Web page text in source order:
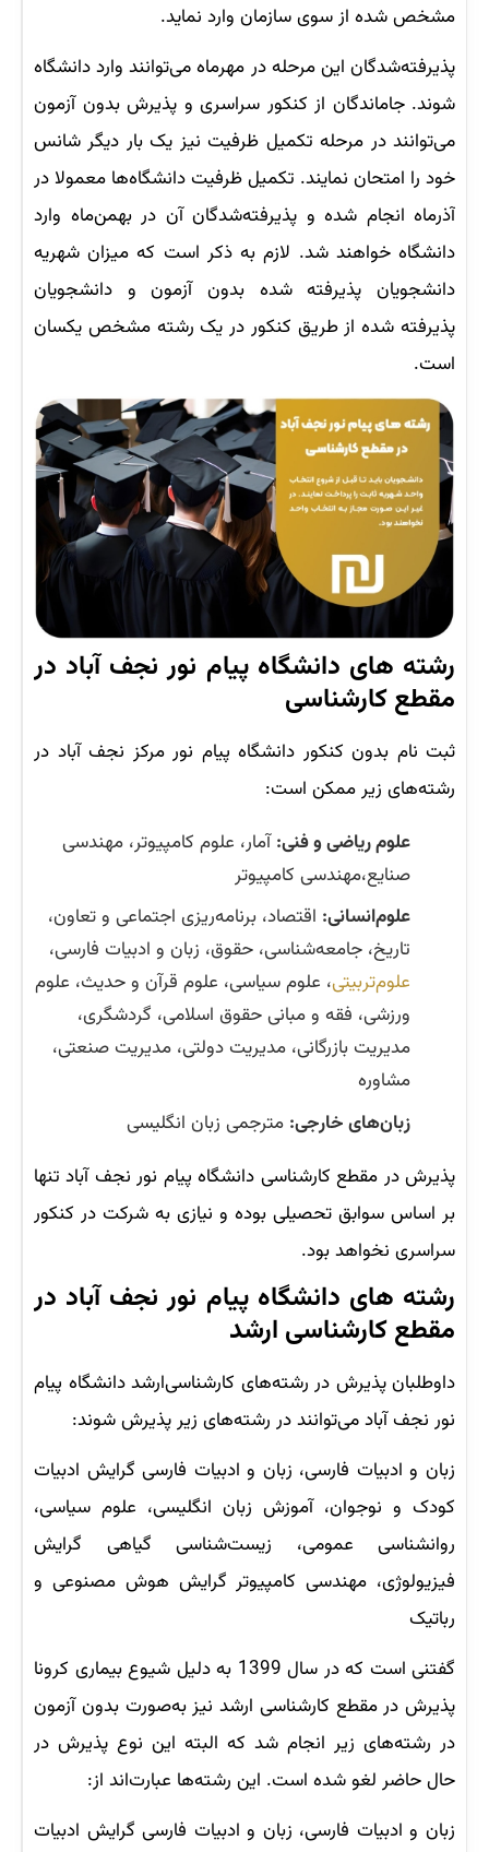
مشخص شده از سوی سازمان وارد نماید.
پذیرفته‌شدگان این مرحله در مهرماه می‌توانند وارد دانشگاه
شوند. جاماندگان از کنکور سراسری و پذیرش بدون آزمون
می‌توانند در مرحله تکمیل ظرفیت نیز یک بار دیگر شانس
خود را امتحان نمایند. تکمیل ظرفیت دانشگاه‌ها معمولا در
آذرماه انجام شده و پذیرفته‌شدگان آن در بهمن‌ماه وارد
دانشگاه خواهند شد. لازم به ذکر است که میزان شهریه
دانشجویان پذیرفته شده بدون آزمون و دانشجویان
پذیرفته شده از طریق کنکور در یک رشته مشخص یکسان
است.
رشته‌ های دانشگاه پیام نور نجف آباد در
مقطع کارشناسی
ثبت نام بدون کنکور دانشگاه پیام نور مرکز نجف آباد در
رشته‌های زیر ممکن است:
علوم ریاضی و فنی:آمار، علوم کامپیوتر، مهندسی
صنایع،مهندسی کامپیوتر
علوم‌انسانی: اقتصاد، برنامه‌ریزی اجتماعی و تعاون،
تاریخ، جامعه‌شناسی، حقوق، زبان و ادبیات فارسی،
علوم‌تربیتی، علوم سیاسی، علوم قرآن و حدیث، علوم
ورزشی، فقه و مبانی حقوق اسلامی، گردشگری،
مدیریت بازرگانی، مدیریت دولتی، مدیریت صنعتی،
مشاوره
زبان‌های خارجی: مترجمی زبان انگلیسی
پذیرش در مقطع کارشناسی دانشگاه پیام نور نجف آباد تنها
بر اساس سوابق تحصیلی بوده و نیازی به شرکت در کنکور
سراسری نخواهد بود.
رشته های دانشگاه پیام نور نجف آباد در
مقطع کارشناسی ارشد
داوطلبان پذیرش در رشته‌های کارشناسی‌ارشد دانشگاه پیام
نور نجف آباد می‌توانند در رشته‌های زیر پذیرش شوند:
زبان و ادبیات فارسی، زبان و ادبیات فارسی گرایش ادبیات
کودک و نوجوان، آموزش زبان انگلیسی، علوم سیاسی،
روانشناسی عمومی، زیست‌شناسی گیاهی گرایش
فیزیولوژی، مهندسی کامپیوتر گرایش هوش مصنوعی و
رباتیک
گفتنی است که در سال 1399 به دلیل شیوع بیماری کرونا
پذیرش در مقطع کارشناسی ارشد نیز به‌صورت بدون آزمون
در رشته‌های زیر انجام شد که البته این نوع پذیرش در
حال حاضر لغو شده است. این رشته‌ها عبارت‌اند از:
زبان و ادبیات فارسی، زبان و ادبیات فارسی گرایش ادبیات